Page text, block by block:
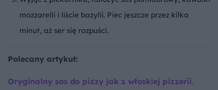
mozzarelli i liście bazylii. Piec jeszcze przez kilka
minut, aż ser się rozpuści.
Polecany artykuł:
Oryginalny sos do pizzy jak z włoskiej pizzerii.